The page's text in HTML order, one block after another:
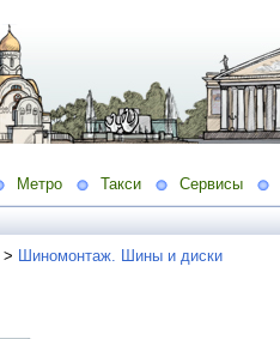
Метро Такси Сервисы
> Шиномонтаж. Шины и диски